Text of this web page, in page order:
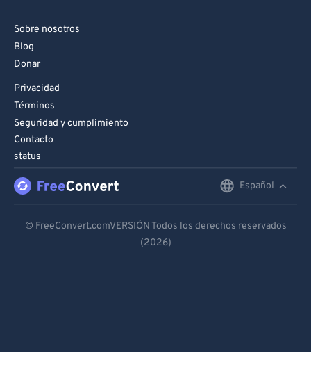
Sobre nosotros
Blog
Donar
Privacidad
Términos
Seguridad y cumplimiento
Contacto
status
Español
Español
© FreeConvert.comVERSIÓN Todos los derechos reservados
(2026)